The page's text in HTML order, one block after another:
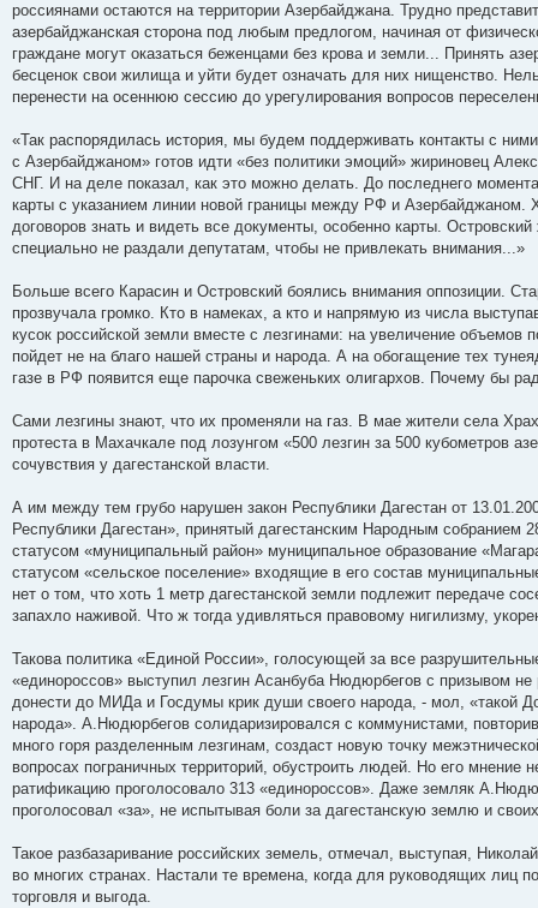
россиянами остаются на территории Азербайджана. Трудно
азербайджанская сторона под любым предлогом, начиная от
граждане могут оказаться беженцами без крова и земли... Принять
бесценок свои жилища и уйти будет означать для них нищенство.
перенести на осеннюю сессию до урегулирования вопросов
«Так распорядилась история, мы будем поддерживать контакты с
с Азербайджаном» готов идти «без политики эмоций» жириновец
СНГ. И на деле показал, как это можно делать. До последнего
карты с указанием линии новой границы между РФ и
договоров знать и видеть все документы, особенно карты.
специально не раздали депутатам, чтобы не привлекать внимания...»
Больше всего Карасин и Островский боялись внимания оппозиции.
прозвучала громко. Кто в намеках, а кто и напрямую из числа
кусок российской земли вместе с лезгинами: на увеличение объемов
пойдет не на благо нашей страны и народа. А на обогащение тех
газе в РФ появится еще парочка свеженьких олигархов. Почему бы
Сами лезгины знают, что их променяли на газ. В мае жители села
протеста в Махачкале под лозунгом «500 лезгин за 500 кубометров
сочувствия у дагестанской власти.
А им между тем грубо нарушен закон Республики Дагестан от
Республики Дагестан», принятый дагестанским Народным собранием
статусом «муниципальный район» муниципальное образование
статусом «сельское поселение» входящие в его состав
нет о том, что хоть 1 метр дагестанской земли подлежит передаче
запахло наживой. Что ж тогда удивляться правовому нигилизму,
Такова политика «Единой России», голосующей за все
«единороссов» выступил лезгин Асанбуба Нюдюрбегов с призывом
донести до МИДа и Госдумы крик души своего народа, - мол, «такой
народа». А.Нюдюрбегов солидаризировался с коммунистами,
много горя разделенным лезгинам, создаст новую точку
вопросах пограничных территорий, обустроить людей. Но его мнение
ратификацию проголосовало 313 «единороссов». Даже земляк
проголосовал «за», не испытывая боли за дагестанскую землю и
Такое разбазаривание российских земель, отмечал, выступая,
во многих странах. Настали те времена, когда для руководящих лиц
торговля и выгода.